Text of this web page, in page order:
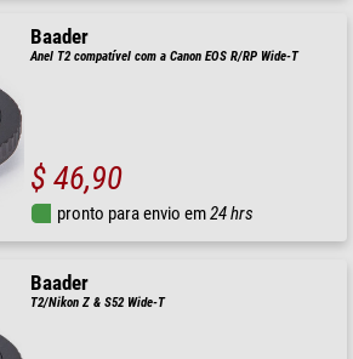
Baader
Anel T2 compatível com a Canon EOS R/RP Wide-T
$ 46,90
pronto para envio em24 hrs
Baader
T2/Nikon Z & S52 Wide-T